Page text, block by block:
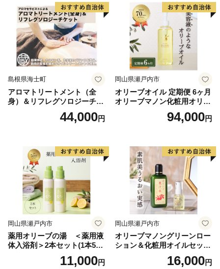
が少ないと思われがちな北海道ですが、道内にはアイヌ
の人々によって保存・伝承されてきた古式舞踊や本州か
らの移住者によって伝えられた民俗芸能や祭りなど、特
有の歴史・文化が数多く残っています。
こうした本道ならではの独自性とその魅力を活かしなが
ら、幅広い方々と力を合わせて、「輝きつづける北海
道」を目指した取組を進めておりますので、ふるさと納
税を通じて北海道を応援していただけますようお願いい
島根県海士町
アロマトリートメント（全
身）＆リフレグソロジーチケ
44,000円
岡山県瀬戸内市
オリーブオイル 定期便 6ヶ月
オリーブマノン化粧用オリー
ブオイル 200ml オリーブ オ
イル 美容 スキンケア 化粧用
94,000円
岡山県瀬戸内市
薬用オリーブの湯 ＜薬用液
体入浴剤＞2本セット(1本500
11,000円
岡山県瀬戸内市
オリーブマノングリーンロー
ション＆化粧用オイルセット
美容グッズ スキンケア 化粧
16,000円